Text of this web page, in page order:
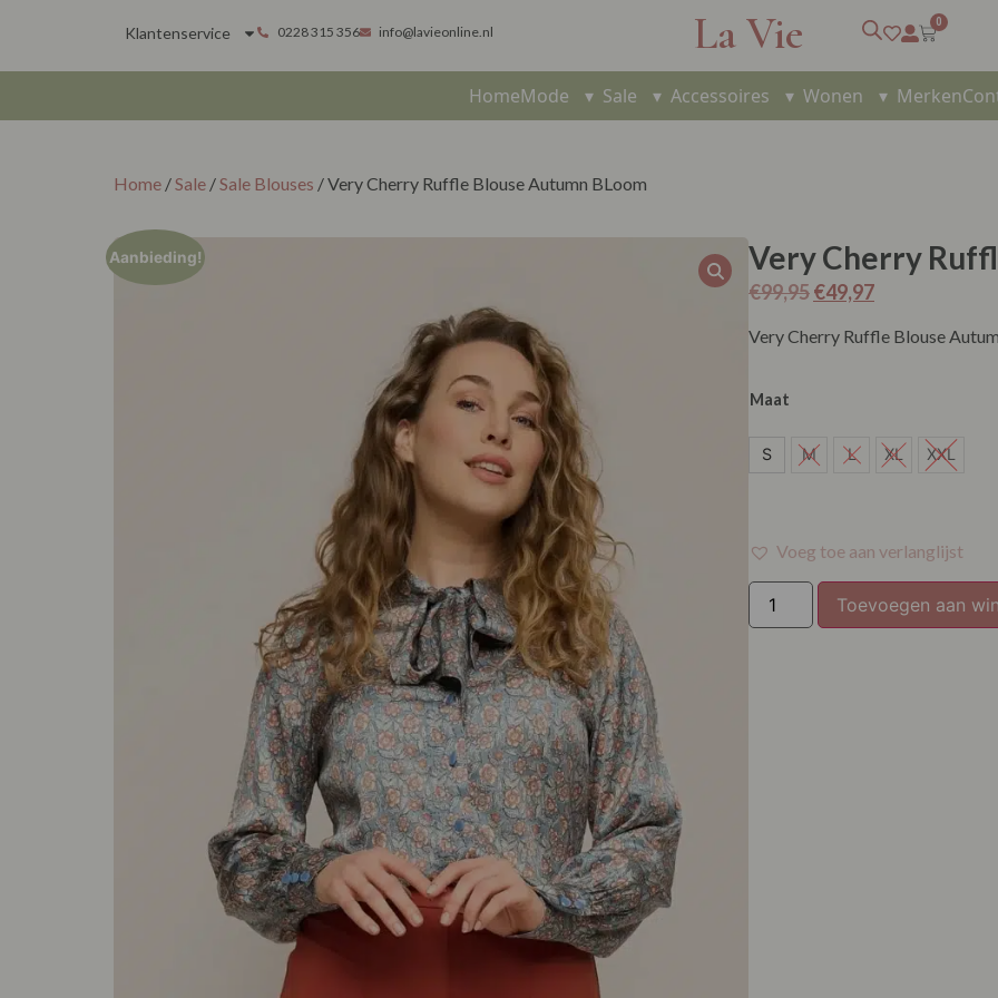
Klantenservice 0228 315 356 info@lavieonline.nl La Vie 0
HomeMode ▾ Sale ▾ Accessoires ▾ Wonen ▾ Merken
Home /Sale /Sale Blouses / Very Cherry Ruffle Blouse Autumn BLoom
Aanbieding! Very Cherry
€99,95€49,97
Very Cherry Ruffle Blouse
Maat
S
S M L XL XXL
Voeg toe aan verlanglijst
Toevoegen aan